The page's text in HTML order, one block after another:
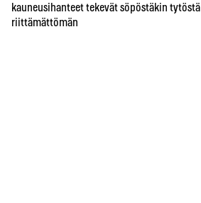
kauneusihanteet tekevät söpöstäkin tytöstä
riittämättömän